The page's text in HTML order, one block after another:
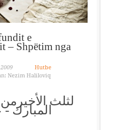
e
– Shpëtim nga
Hutbe
Nezim Haliloviq
لثلث
المبارك